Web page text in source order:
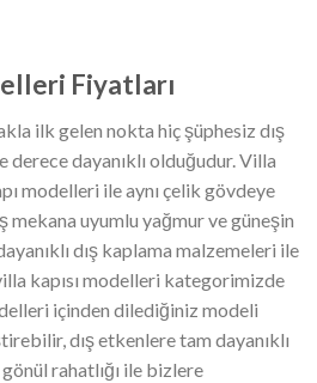
Fiyatları
ilk gelen nokta hiç şüphesiz dış
derece dayanıklı olduğudur. Villa
modelleri ile aynı çelik gövdeye
mekana uyumlu yağmur ve güneşin
dış kaplama malzemeleri ile
kapısı modelleri kategorimizde
içinden dilediğiniz modeli
dış etkenlere tam dayanıklı
rahatlığı ile bizlere